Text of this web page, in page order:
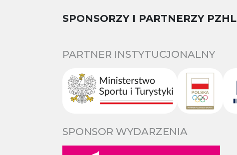
SPONSORZY I PARTNERZY PZHL
PARTNER INSTYTUCJONALNY
SPONSOR WYDARZENIA